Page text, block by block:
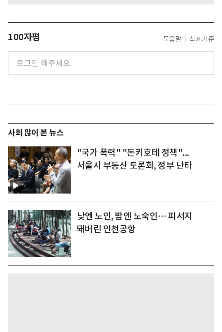
100자평 도움말 삭제기준
사회 많이 본 뉴스
"국가 폭력" "돈키호테 정책"...
서울시 부동산 토론회, 정부 난타
낮엔 노인, 밤엔 노숙인… 피서지
돼버린 인천공항